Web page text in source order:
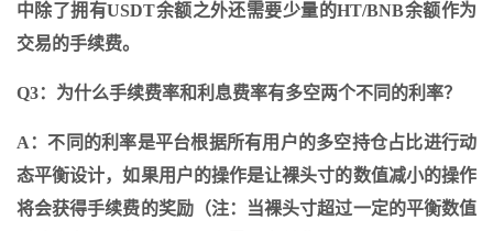
中除了拥有USDT余额之外还需要少量的HT/BNB余额作为
交易的手续费。
Q3：为什么手续费率和利息费率有多空两个不同的利率？
A：不同的利率是平台根据所有用户的多空持仓占比进行动
态平衡设计，如果用户的操作是让裸头寸的数值减小的操作
将会获得手续费的奖励（注：当裸头寸超过一定的平衡数值